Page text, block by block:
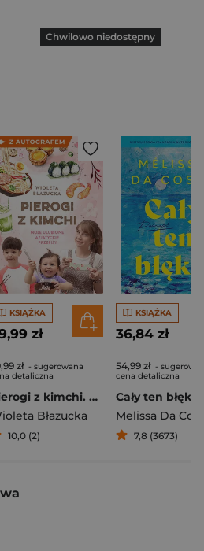
Chwilowo niedostępny
KSIĄŻKA
zł
zł - sugerowana
detaliczna
Pierogi z kimchi. Moje ulubione azjatyckie przepisy - książka z autografem
Błazucka
10,0 (2)
KSIĄŻKA
36,84 zł
54,99 zł -
cena detaliczna
Cały ten błękit
Melissa Da
7,8 (3673)